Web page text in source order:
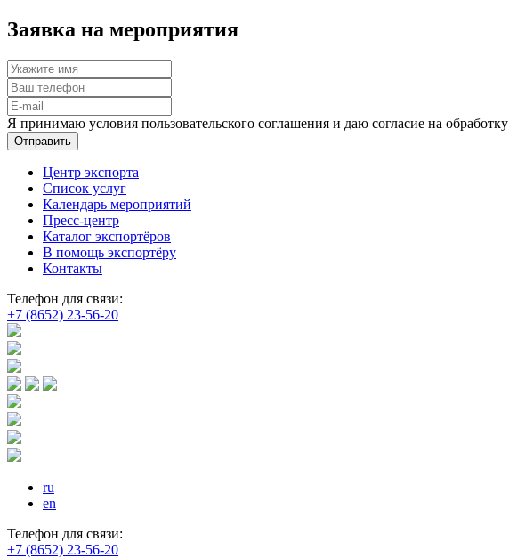
Заявка на мероприятия
Я принимаю условия пользовательского соглашения и даю согласие на обработку
Отправить
Центр экспорта
Список услуг
Календарь мероприятий
Пресс-центр
Каталог экспортёров
В помощь экспортёру
Контакты
Телефон для связи:
+7 (8652) 23-56-20
ru
en
Телефон для связи:
+7 (8652) 23-56-20